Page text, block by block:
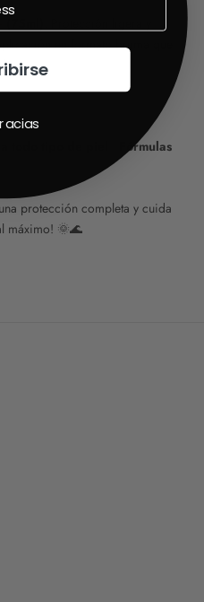
en formato bruma que
Fórmulas
protección completa y cuida
máximo! 🌞🌊